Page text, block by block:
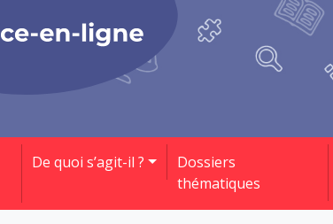
De quoi s’agit-il ?
Dossiers
thématiques